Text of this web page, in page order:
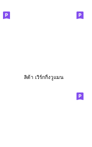
ลิต้า เวิร์กกิ้งวูแมน